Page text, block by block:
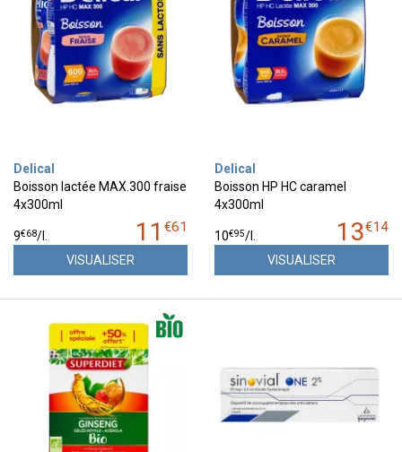
Delical
Boisson lactée MAX.300 fraise
4x300ml
11 €61
9€68/l.
VISUALISER
Delical
Boisson HP HC caramel
4x300ml
13€14
10€95/l.
VISUALISER